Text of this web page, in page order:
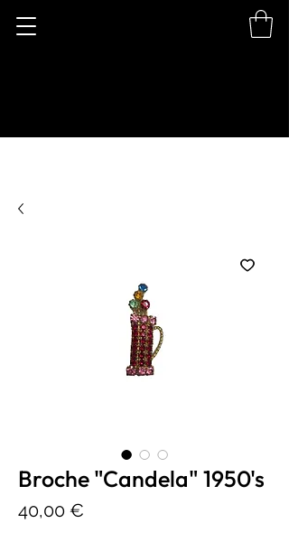
Broche "Candela" 1950's
40,00 €